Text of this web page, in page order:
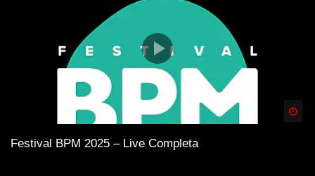
Festival BPM 2025 – Live Completa